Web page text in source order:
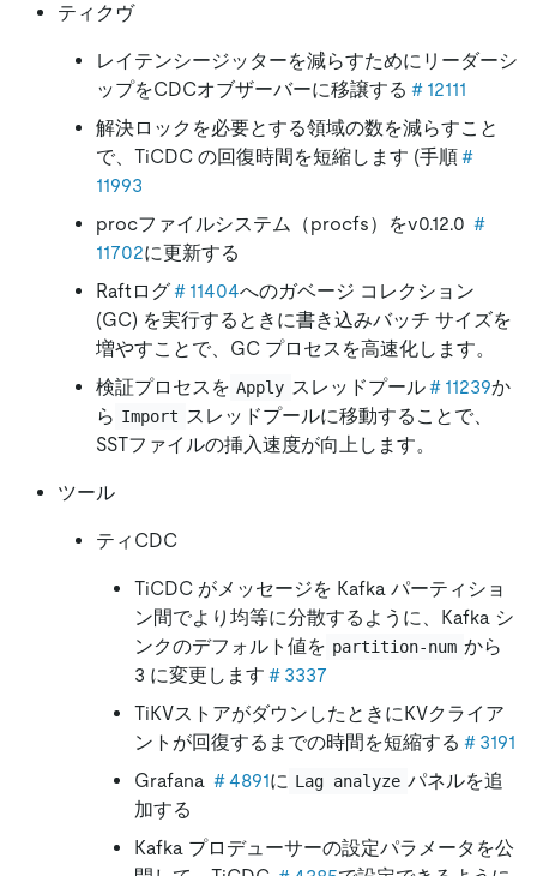
ティクヴ
レイテンシージッターを減らすためにリーダーシ
ップをCDCオブザーバーに移譲する ＃12111
解決ロックを必要とする領域の数を減らすこと
で、TiCDC の回復時間を短縮します (手順＃
11993
procファイルシステム（procfs）をv0.12.0 ＃
11702に更新する
Raftログ＃11404へのガベージ コレクション
(GC) を実行するときに書き込みバッチ サイズを
増やすことで、GC プロセスを高速化します。
検証プロセスを Apply スレッドプール＃11239か
ら Import スレッドプールに移動することで、
SSTファイルの挿入速度が向上します。
ツール
ティCDC
TiCDC がメッセージを Kafka パーティショ
ン間でより均等に分散するように、Kafka シ
ンクのデフォルト値を partition-num から
3 に変更します ＃3337
TiKVストアがダウンしたときにKVクライア
ントが回復するまでの時間を短縮する ＃3191
Grafana ＃4891に Lag analyze パネルを追
加する
Kafka プロデューサーの設定パラメータを公